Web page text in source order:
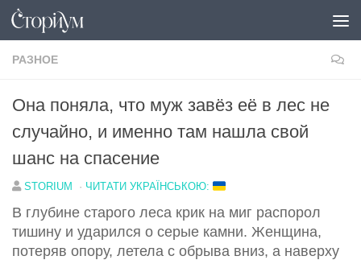
Под записью
РАЗНОЕ
Она поняла, что муж завёз её в лес не
случайно, и именно там нашла свой
шанс на спасение
STORIUM · ЧИТАТИ УКРАЇНСЬКОЮ:
В глубине старого леса крик на миг распорол
тишину и ударился о серые камни. Женщина,
потеряв опору, летела с обрыва вниз, а наверху